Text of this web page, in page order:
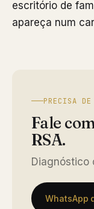
escritório de
apareça num
PRECISA DE
Fale
RSA.
Diagnóstico
WhatsApp